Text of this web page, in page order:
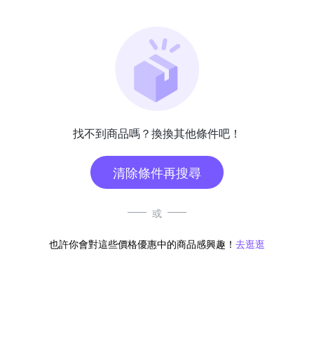
找不到商品嗎？換換其他條件吧！
清除條件再搜尋
或
也許你會對這些價格優惠中的商品感興趣！ 去逛逛